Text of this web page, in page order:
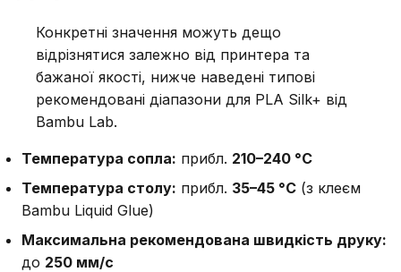
Конкретні значення можуть дещо
відрізнятися залежно від принтера та
бажаної якості, нижче наведені типові
рекомендовані діапазони для PLA Silk+ від
Bambu Lab.
Температура сопла: прибл. 210–240 °C
Температура столу: прибл. 35–45 °C (з клеєм
Bambu Liquid Glue)
Максимальна рекомендована швидкість друку:
до 250 мм/с